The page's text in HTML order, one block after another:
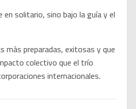
en solitario, sino bajo la guía y el
más preparadas, exitosas y que
colectivo que el trío
internacionales.